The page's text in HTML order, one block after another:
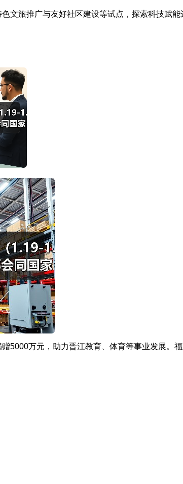
旅推广与友好社区建设等试点，探索科技赋能
万元，助力晋江教育、体育等事业发展。